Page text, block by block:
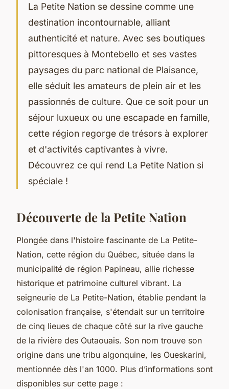
La Petite Nation se dessine comme une
destination incontournable, alliant
authenticité et nature. Avec ses boutiques
pittoresques à Montebello et ses vastes
paysages du parc national de Plaisance,
elle séduit les amateurs de plein air et les
passionnés de culture. Que ce soit pour un
séjour luxueux ou une escapade en famille,
cette région regorge de trésors à explorer
et d'activités captivantes à vivre.
Découvrez ce qui rend La Petite Nation si
spéciale !
Découverte de la Petite Nation
Plongée dans l'histoire fascinante de La Petite-
Nation, cette région du Québec, située dans la
municipalité de région Papineau, allie richesse
historique et patrimoine culturel vibrant. La
seigneurie de La Petite-Nation, établie pendant la
colonisation française, s'étendait sur un territoire
de cinq lieues de chaque côté sur la rive gauche
de la rivière des Outaouais. Son nom trouve son
origine dans une tribu algonquine, les Oueskarini,
mentionnée dès l'an 1000. Plus d’informations sont
disponibles sur cette page :